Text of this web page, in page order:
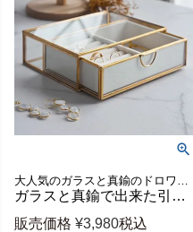
ガラスと真鍮で出来た引き出し型ジュエリーボックス（リングピロー付き） [67069]
販売価格 ¥3,980税込